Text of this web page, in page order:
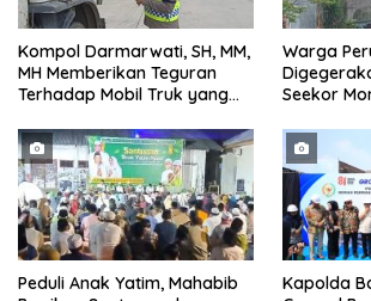
Kompol Darmarwati, SH, MM,
MH Memberikan Teguran
Terhadap Mobil Truk yang
Tanggerang Kota
Warga
Digegerakan
Seekor
Peduli Anak Yatim, Mahabib
Kapolda